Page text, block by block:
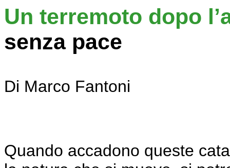
Un terremoto dopo
senza pace
Di Marco Fantoni
Quando accadono queste